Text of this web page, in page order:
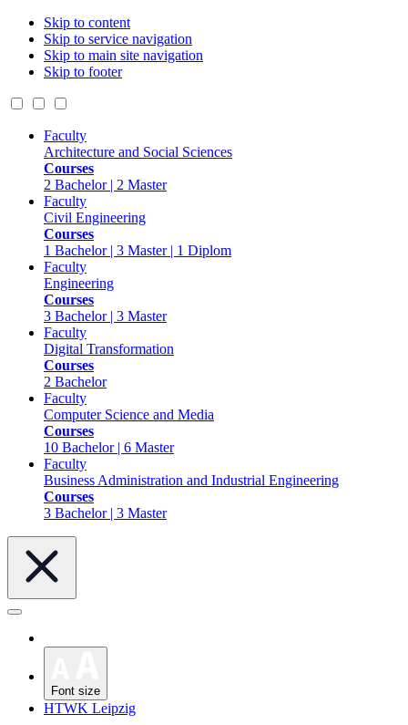
Skip to content
Skip to service navigation
Skip to main site navigation
Skip to footer
Faculty
Architecture and Social Sciences
Courses
2 Bachelor | 2 Master
Faculty
Civil Engineering
Courses
1 Bachelor | 3 Master | 1 Diplom
Faculty
Engineering
Courses
3 Bachelor | 3 Master
Faculty
Digital Transformation
Courses
2 Bachelor
Faculty
Computer Science and Media
Courses
10 Bachelor | 6 Master
Faculty
Business Administration and Industrial Engineering
Courses
3 Bachelor | 3 Master
Font size
HTWK Leipzig